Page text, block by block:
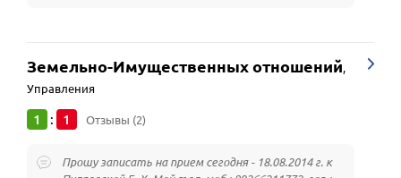
Земельно-Имущественных отношений,
Управления
1 : 1 Отзывы (2)
Прошу записать на прием сегодня - 18.08.2014 г. к